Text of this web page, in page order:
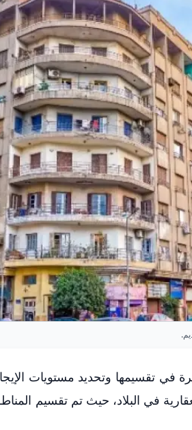
تقسيمها وتحديد مستويات الإيجار
في البلاد، حيث تم تقسيم